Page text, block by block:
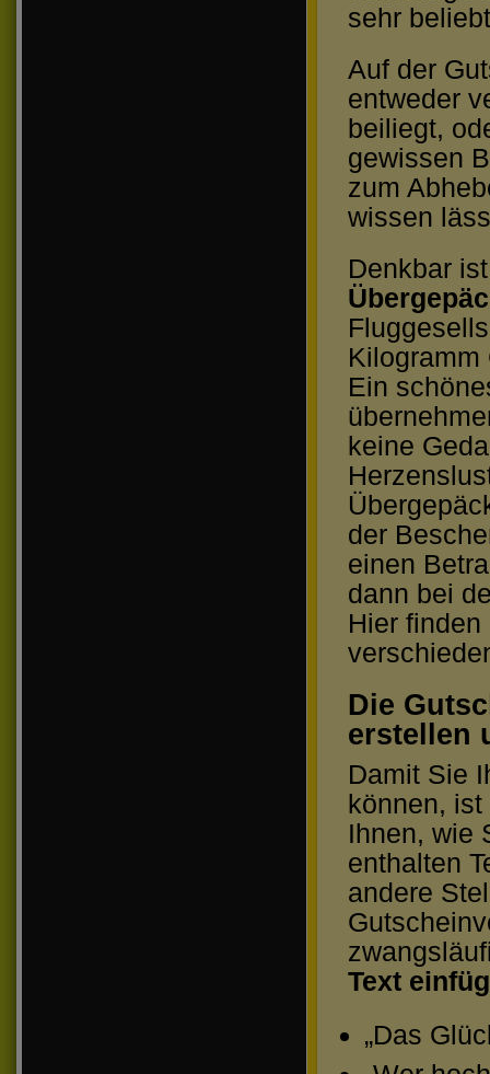
sehr
Auf der
entweder
beiliegt,
gewissen
zum
wissen
Denkbar
Kilogramm
Ein
keine
der
einen
dann bei
Hier
Die
erstellen
Damit Sie
können,
Ihnen, wie
enthalten
andere
Text
„Das